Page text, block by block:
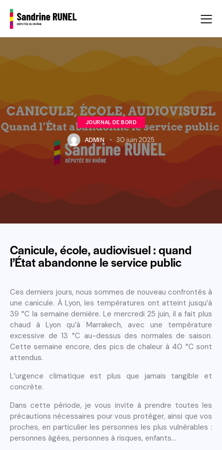
JOURNAL DE BORD
ADMIN 30 juin 2025
Canicule, école, audiovisuel : quand
l’État abandonne le service public
Ces derniers jours, nous sommes de nouveau confrontés à
une canicule. À Lyon, les températures ont atteint jusqu’à
39 °C la semaine dernière. Le mercredi 25 juin, il a fait plus
chaud à Lyon qu’à Marrakech, avec une température
excessive de 13 °C au-dessus des normales de saison.
Cette semaine encore, des pics de chaleur à 40 °C sont
attendus.
L’urgence climatique est plus que jamais tangible et
concrète.
Dans cette période, je vous invite à prendre toutes les
précautions nécessaires pour vous protéger, ainsi que vos
proches, en particulier les personnes les plus vulnérables :
personnes âgées, personnes à risques, enfants…